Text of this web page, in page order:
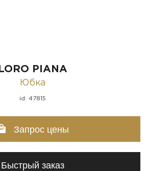
LORO PIANA
Юбка
id: 47815
Запрос цены
Быстрый заказ